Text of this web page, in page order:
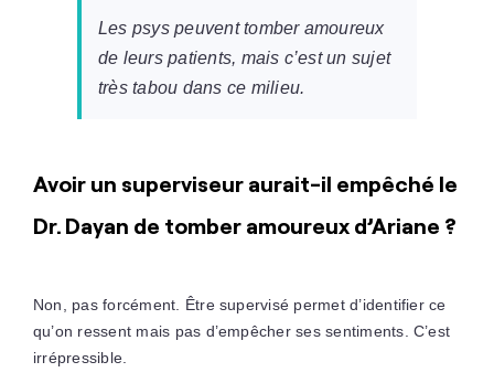
Les psys peuvent tomber amoureux
de leurs patients, mais c’est un sujet
très tabou dans ce milieu.
Avoir un superviseur aurait-il empêché le
Dr. Dayan de tomber amoureux d’Ariane ?
Non, pas forcément. Être supervisé permet d’identifier ce
qu’on ressent mais pas d’empêcher ses sentiments. C’est
irrépressible.